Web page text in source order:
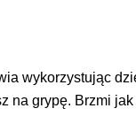
wykorzystując
grypę. Brzmi